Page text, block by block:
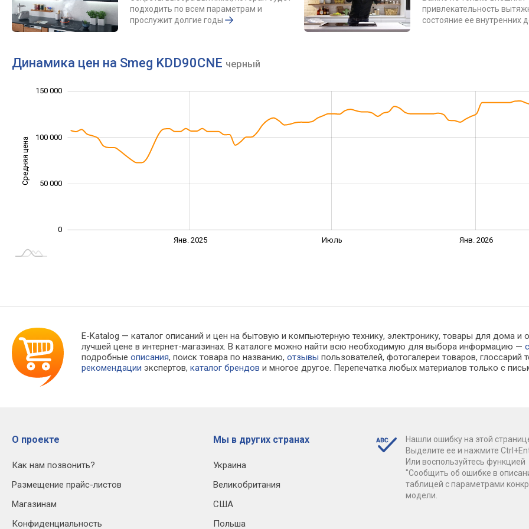
подходить по всем параметрам и
прослужит долгие годы
привлекательность
состояние ее внутренних
Динамика цен на Smeg KDD90CNE черный
Средняя цена
0
100 000
150 000
50 000
Янв. 2025 Июль Янв. 2026
E-Katalog — каталог описаний и цен на бытовую и компьютерную технику, электронику, товары для дома и
лучшей цене в интернет-магазинах. В каталоге можно найти всю необходимую для выбора информацию —
подробныеописания, поиск товара по названию,отзывы пользователей, фотогалереи товаров,
рекомендации экспертов,каталог брендов и многое другое. Перепечатка любых материалов только с
О проекте
Как нам позвонить?
Размещение прайс-листов
Магазинам
Конфиденциальность
Мы в других странах
Украина
Великобритания
США
Польша
Нашли ошибку на этой
Выделите ее и нажмите
Или воспользуйтесь функцией
"Сообщить об ошибке в
таблицей с параметрами
модели.